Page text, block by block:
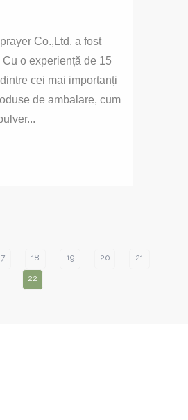
Co.,Ltd. a fost
o experiență de 15
cei mai importanți
de ambalare, cum
18 19 20 21
22